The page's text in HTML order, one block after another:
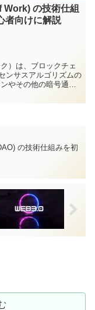
Work) の技術仕組
者向けに解説
）は、ブロックチェ
ンサスアルゴリズムの
やその他の暗号通貨
の技術仕組みを初